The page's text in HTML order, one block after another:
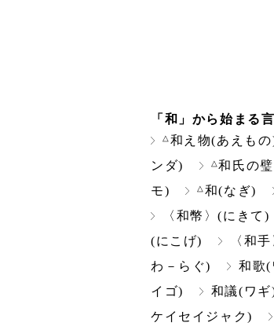
「和」から始まる
△ 和え物(あえもの
ンダ)
△和氏の
モ)
△ 和(なぎ)
〈和幣〉(にきて)
(にこげ)
〈和
わ－らぐ)
和歌(
イゴ)
和議(ワギ
ケイセイジャク)